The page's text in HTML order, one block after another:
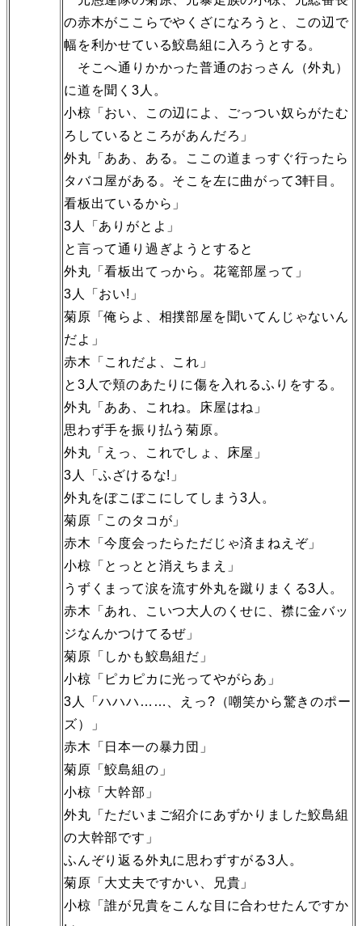
の赤木がここらでやくざになろうと、この辺で
幅を利かせている鮫島組に入ろうとする。
そこへ通りかかった普通のおっさん（外丸）
に道を聞く3人。
小椋「おい、この辺によ、ごっつい奴らがたむ
ろしているところがあんだろ」
外丸「ああ、ある。ここの道まっすぐ行ったら
タバコ屋がある。そこを左に曲がって3軒目。
看板出ているから」
3人「ありがとよ」
と言って通り過ぎようとすると
外丸「看板出てっから。花篭部屋って」
3人「おい!」
菊原「俺らよ、相撲部屋を聞いてんじゃないん
だよ」
赤木「これだよ、これ」
と3人で頬のあたりに傷を入れるふりをする。
外丸「ああ、これね。床屋はね」
思わず手を振り払う菊原。
外丸「えっ、これでしょ、床屋」
3人「ふざけるな!」
外丸をぼこぼこにしてしまう3人。
菊原「このタコが」
赤木「今度会ったらただじゃ済まねえぞ」
小椋「とっとと消えちまえ」
うずくまって涙を流す外丸を蹴りまくる3人。
赤木「あれ、こいつ大人のくせに、襟に金バッ
ジなんかつけてるぜ」
菊原「しかも鮫島組だ」
小椋「ピカピカに光ってやがらあ」
3人「ハハハ……、えっ?（嘲笑から驚きのポー
ズ）」
赤木「日本一の暴力団」
菊原「鮫島組の」
小椋「大幹部」
外丸「ただいまご紹介にあずかりました鮫島組
の大幹部です」
ふんぞり返る外丸に思わずすがる3人。
菊原「大丈夫ですかい、兄貴」
小椋「誰が兄貴をこんな目に合わせたんですか